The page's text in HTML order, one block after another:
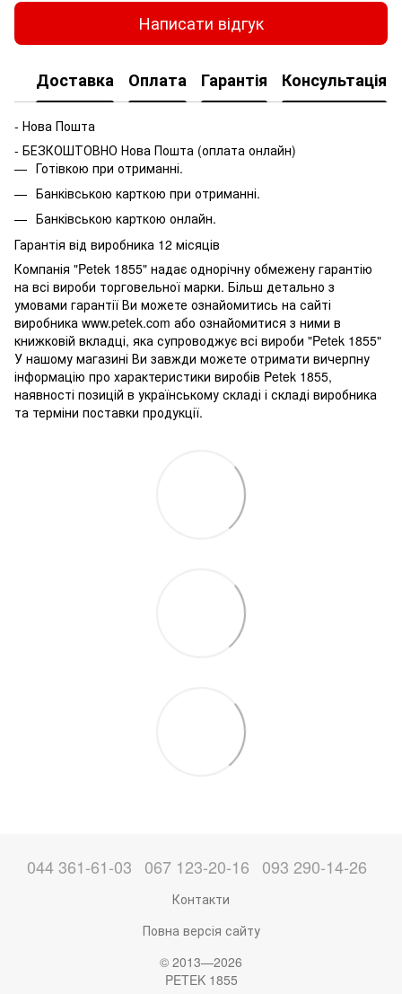
Написати відгук
Доставка Оплата Гарантія Консультація
- Нова Пошта
- БЕЗКОШТОВНО Нова Пошта (оплата онлайн)
Готівкою при отриманні.
Банківською карткою при отриманні.
Банківською карткою онлайн.
Гарантія від виробника 12 місяців
Компанія "Petek 1855" надає однорічну обмежену гарантію
на всі вироби торговельної марки. Більш детально з
умовами гарантії Ви можете ознайомитись на сайті
виробника www.petek.com або ознайомитися з ними в
книжковій вкладці, яка супроводжує всі вироби "Petek 1855"
У нашому магазині Ви завжди можете отримати вичерпну
інформацію про характеристики виробів Petek 1855,
наявності позицій в українському складі і складі виробника
та терміни поставки продукції.
044 361-61-03 067 123-20-16 093 290-14-26
Контакти
Повна версія сайту
© 2013—2026
PETEK 1855